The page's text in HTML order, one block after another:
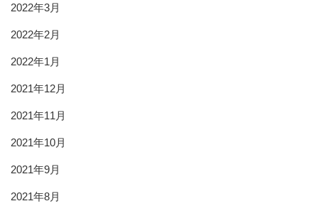
2022年3月
2022年2月
2022年1月
2021年12月
2021年11月
2021年10月
2021年9月
2021年8月